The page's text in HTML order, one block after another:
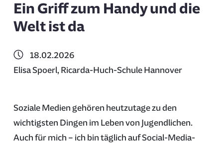
Ein Griff zum Handy und die
Welt ist da
18.02.2026
Elisa Spoerl, Ricarda-Huch-Schule Hannover
Soziale Medien gehören heutzutage zu den
wichtigsten Dingen im Leben von Jugendlichen.
Auch für mich – ich bin täglich auf Social-Media-